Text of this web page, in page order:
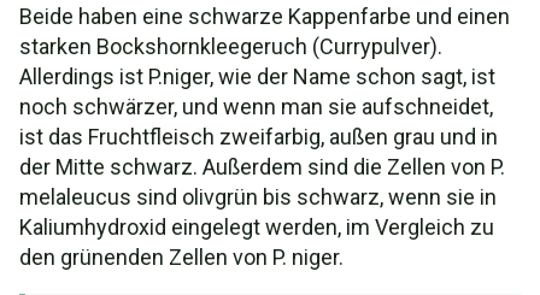
Beide haben eine schwarze Kappenfarbe und einen
starken Bockshornkleegeruch (Currypulver).
Allerdings ist P.niger, wie der Name schon sagt, ist
noch schwärzer, und wenn man sie aufschneidet,
ist das Fruchtfleisch zweifarbig, außen grau und in
der Mitte schwarz. Außerdem sind die Zellen von P.
melaleucus sind olivgrün bis schwarz, wenn sie in
Kaliumhydroxid eingelegt werden, im Vergleich zu
den grünenden Zellen von P. niger.